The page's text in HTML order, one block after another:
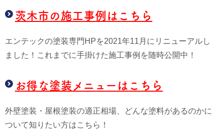
茨木市の施工事例はこちら
エンテックの塗装専門HPを2021年11月にリニューアルし
ました！これまでに手掛けた施工事例を随時公開中！
お得な塗装メニューはこちら
外壁塗装・屋根塗装の適正相場、どんな塗料があるのかに
ついて知りたい方はこちら！